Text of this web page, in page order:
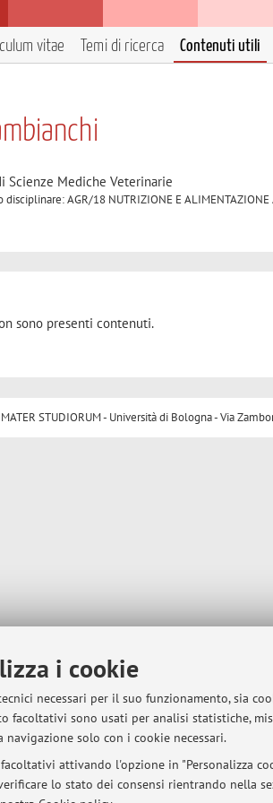
i cookie
necessari per il suo funzionamento, sia
facoltativi sono usati per analisi statistiche,
solo con i cookie necessari.
attivando l'opzione in "Personalizza
lo stato dei consensi rientrando nella
vitae Temi di ricerca Contenuti utili
Scienze Mediche Veterinarie
AGR/18 NUTRIZIONE E ALIMENTAZIONE
sono presenti contenuti.
STUDIORUM - Università di Bologna - Via